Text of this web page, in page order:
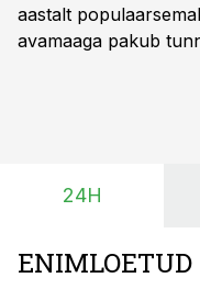
aastalt
avamaaga pakub
24H
ENIMLOETUD